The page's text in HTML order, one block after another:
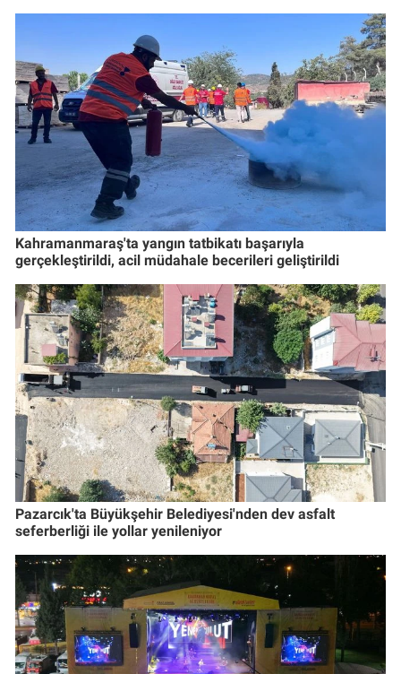
Kahramanmaraş'ta yangın tatbikatı başarıyla
gerçekleştirildi, acil müdahale becerileri geliştirildi
Pazarcık'ta Büyükşehir Belediyesi'nden dev asfalt
seferberliği ile yollar yenileniyor